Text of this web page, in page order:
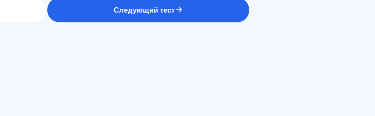
Следующий тест